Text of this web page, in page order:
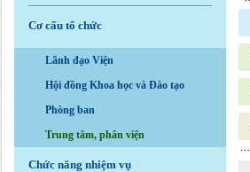
Cơ cấu tổ chức
Lãnh đạo Viện
Hội đồng Khoa học và Đào tạo
Phòng ban
Trung tâm, phân viện
Chức năng nhiệm vụ